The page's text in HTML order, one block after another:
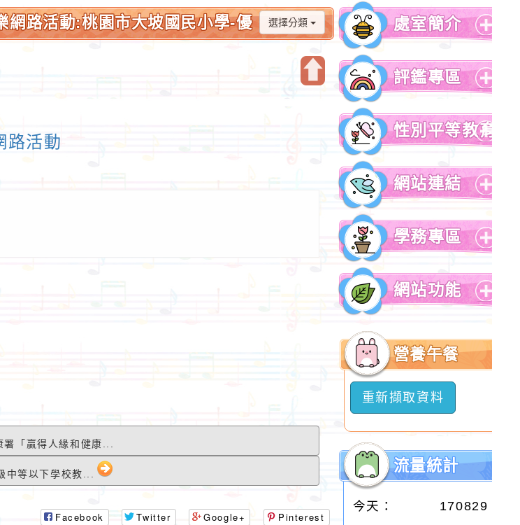
選擇分類
網路活動:桃園市大坡國民小學-優
路活動
「贏得人緣和健康...
等以下學校教...
Facebook Twitter Google+ Pinterest
處室簡介
展
開
選
單
評鑑專區
展
開
選
單
性別平等教育
展
開
選
單
網站連結
展
開
選
單
學務專區
展
開
選
單
網站功能
展
選
營養午餐
重新擷取資料
流量統計
今天：
170829